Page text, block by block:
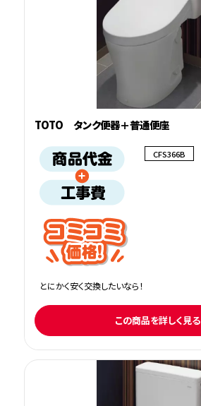
TOTO タンク便器＋普通便座
CFS366B
とにかく安く交換したいなら！
この商品を詳しく見る